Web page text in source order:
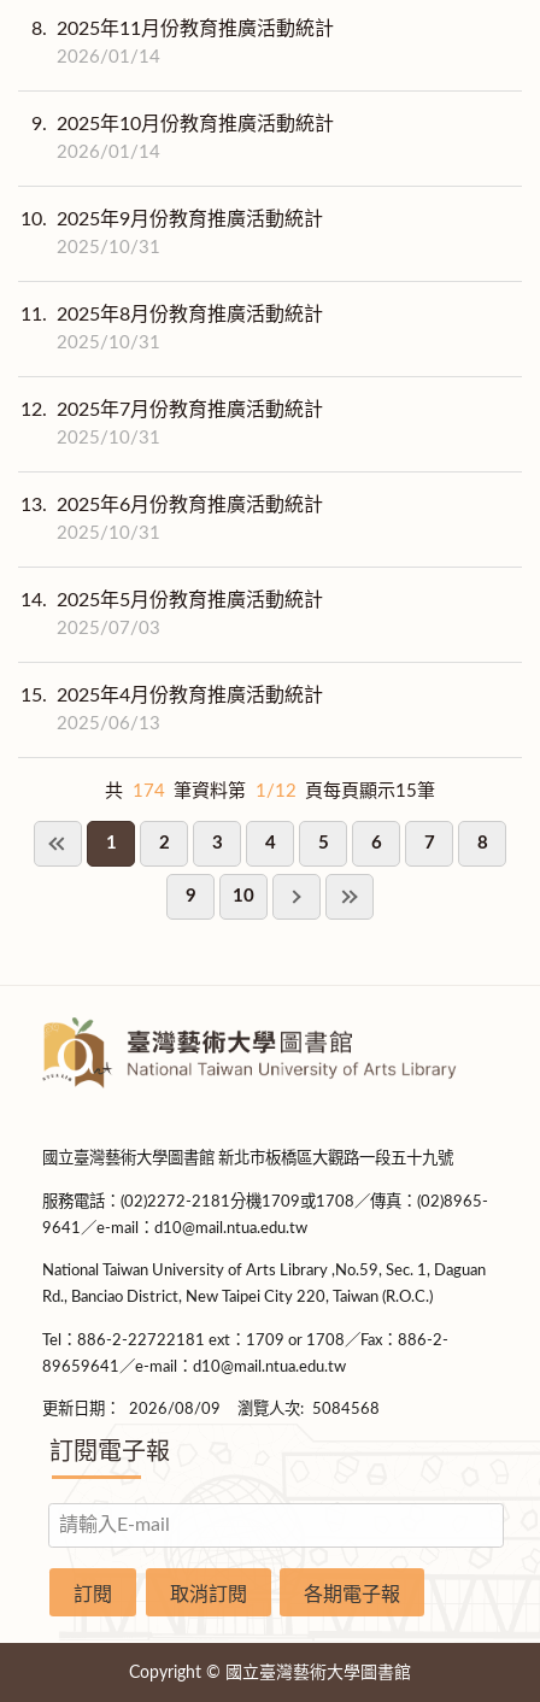
8. 2025年11月份教育推廣活動統計
2026/01/14
9. 2025年10月份教育推廣活動統計
2026/01/14
10. 2025年9月份教育推廣活動統計
2025/10/31
11. 2025年8月份教育推廣活動統計
2025/10/31
12. 2025年7月份教育推廣活動統計
2025/10/31
13. 2025年6月份教育推廣活動統計
2025/10/31
14. 2025年5月份教育推廣活動統計
2025/07/03
15. 2025年4月份教育推廣活動統計
2025/06/13
共 174 筆資料第 1/12 頁每頁顯示15筆
1 2 3 4 5 6 7 8
9 10
國立臺灣藝術大學圖書館 新北市板橋區大觀路一段五十九號
服務電話：(02)2272-2181分機1709或1708／傳真：(02)8965-
9641／e-mail：d10@mail.ntua.edu.tw
National Taiwan University of Arts Library ,No.59, Sec. 1, Daguan
Rd., Banciao District, New Taipei City 220, Taiwan (R.O.C.)
Tel：886-2-22722181 ext：1709 or 1708／Fax：886-2-
89659641／e-mail：d10@mail.ntua.edu.tw
更新日期： 2026/08/09 瀏覽人次: 5084568
訂閱電子報
Copyright © 國立臺灣藝術大學圖書館